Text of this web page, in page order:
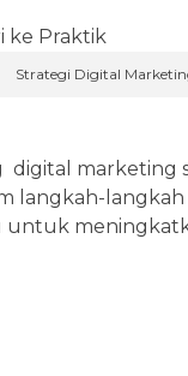
Strategi Digital
marketing
langkah-